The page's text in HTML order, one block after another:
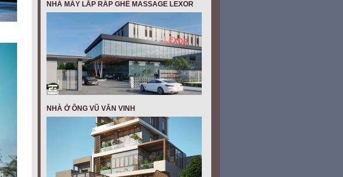
NHÀ MÁY LẮP RÁP GHẾ MASSAGE LEXOR
NHÀ Ở ÔNG VŨ VĂN VINH